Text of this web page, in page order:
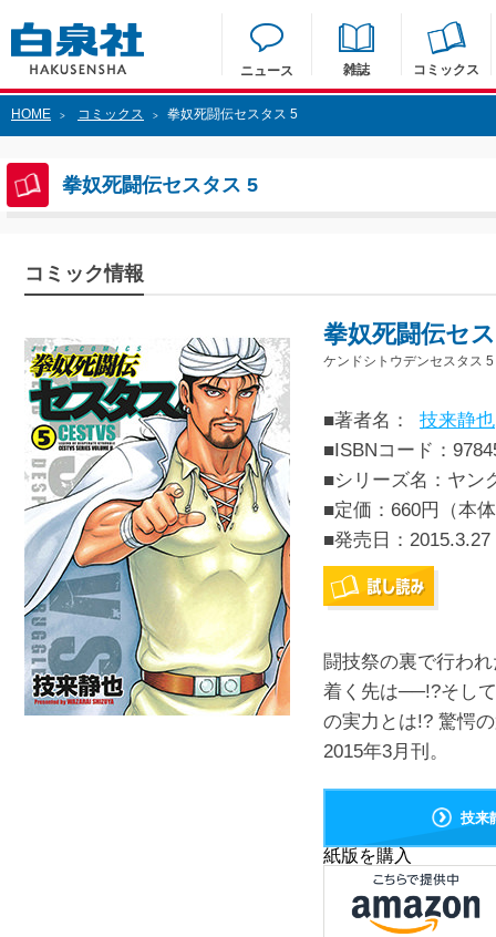
ニュース 雑誌 コミックス
HOME > コミックス > 拳奴死闘伝セスタス 5
拳奴死闘伝セスタス 5
コミック情報
拳奴死闘伝セ
ケンドシトウデンセスタス 5
■著者名：
技来静也
■ISBNコード：
■シリーズ名：ヤン
■定価：660円（本
■発売日： 2015.3.27
闘技祭の裏で行わ
着く先は──!?そし
の実力とは!? 驚愕
2015年3月刊。
技来
紙版を購入